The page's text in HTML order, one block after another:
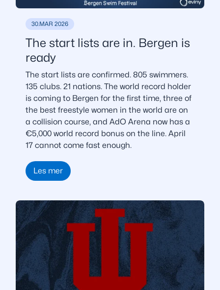
30.MAR 2026
The start lists are in. Bergen is
ready
The start lists are confirmed. 805 swimmers.
135 clubs. 21 nations. The world record holder
is coming to Bergen for the first time, three of
the best freestyle women in the world are on
a collision course, and AdO Arena now has a
€5,000 world record bonus on the line. April
17 cannot come fast enough.
Les mer